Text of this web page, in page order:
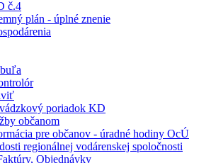
č.4
plán - úplné znenie
poriadok KD
občanom
pre občanov - úradné hodiny OcÚ
regionálnej vodárenskej spoločnosti
Objednávky